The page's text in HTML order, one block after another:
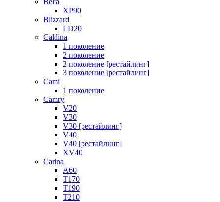
Belta
XP90
Blizzard
LD20
Caldina
1 поколение
2 поколение
2 поколение [рестайлинг]
3 поколение [рестайлинг]
Cami
1 поколение
Camry
V20
V30
V30 [рестайлинг]
V40
V40 [рестайлинг]
XV40
Carina
A60
T170
T190
T210